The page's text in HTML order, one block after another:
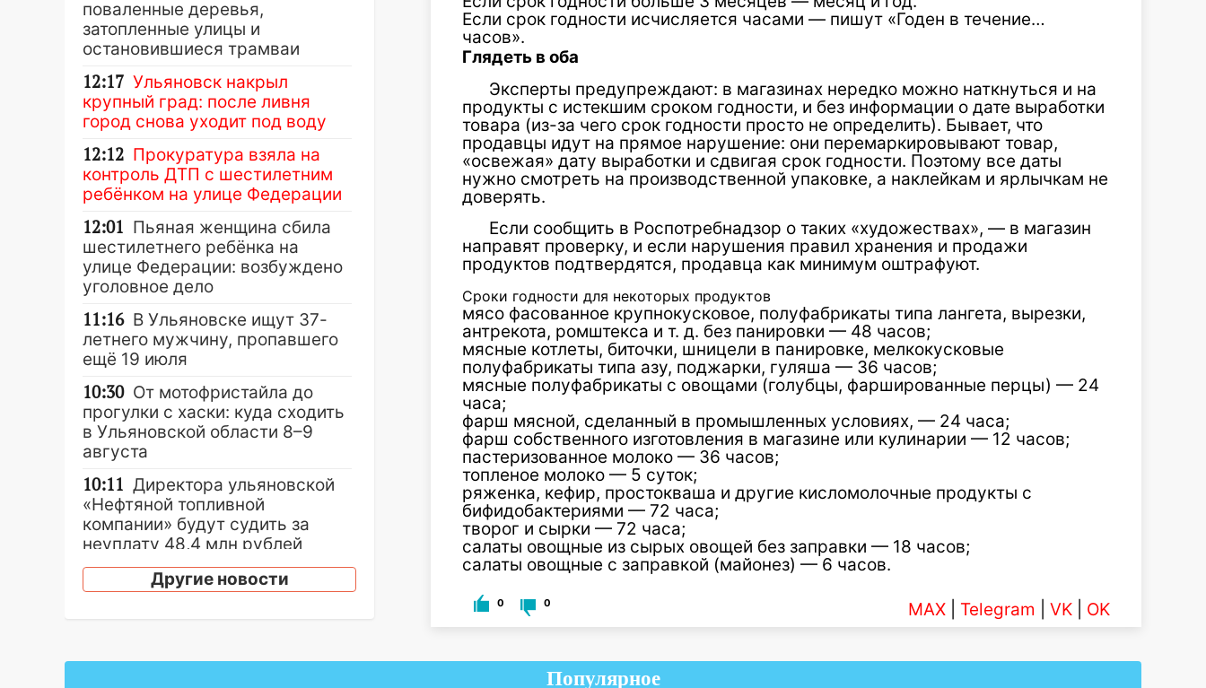
Если срок годности исчисляется часами — пишут «Годен в течение…
часов».
Глядеть в оба
Эксперты предупреждают: в магазинах нередко можно наткнуться и на
продукты с истекшим сроком годности, и без информации о дате выработки
товара (из-за чего срок годности просто не определить). Бывает, что
продавцы идут на прямое нарушение: они перемаркировывают товар,
«освежая» дату выработки и сдвигая срок годности. Поэтому все даты
нужно смотреть на производственной упаковке, а наклейкам и ярлычкам не
доверять.
Если сообщить в Роспотребнадзор о таких «художествах», — в магазин
направят проверку, и если нарушения правил хранения и продажи
продуктов подтвердятся, продавца как минимум оштрафуют.
Сроки годности для некоторых продуктов
мясо фасованное крупнокусковое, полуфабрикаты типа лангета, вырезки,
антрекота, ромштекса и т. д. без панировки — 48 часов;
мясные котлеты, биточки, шницели в панировке, мелкокусковые
полуфабрикаты типа азу, поджарки, гуляша — 36 часов;
мясные полуфабрикаты с овощами (голубцы, фаршированные перцы) — 24
часа;
фарш мясной, сделанный в промышленных условиях, — 24 часа;
фарш собственного изготовления в магазине или кулинарии — 12 часов;
пастеризованное молоко — 36 часов;
топленое молоко — 5 суток;
ряженка, кефир, простокваша и другие кисломолочные продукты с
бифидобактериями — 72 часа;
творог и сырки — 72 часа;
салаты овощные из сырых овощей без заправки — 18 часов;
салаты овощные с заправкой (майонез) — 6 часов.
0 0 MAX Telegram VK OK
поваленные деревья,
затопленные улицы и
остановившиеся трамваи
12:17 Ульяновск накрыл
крупный град: после ливня
город снова уходит под воду
12:12 Прокуратура взяла на
контроль ДТП с шестилетним
ребёнком на улице Федерации
12:01 Пьяная женщина сбила
шестилетнего ребёнка на
улице Федерации: возбуждено
уголовное дело
11:16 В Ульяновске ищут 37-
летнего мужчину, пропавшего
ещё 19 июля
10:30 От мотофристайла до
прогулки с хаски: куда сходить
в Ульяновской области 8–9
августа
10:11 Директора ульяновской
«Нефтяной топливной
компании» будут судить за
неуплату 48,4 млн рублей
налогов
09:28 Дети на дорогах:
Обзор крупных аварий в
Другие новости
Популярное